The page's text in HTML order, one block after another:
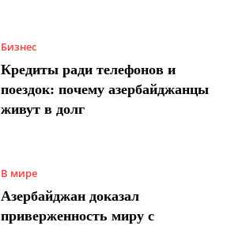
Бизнес
Кредиты ради телефонов и
поездок: почему азербайджанцы
живут в долг
В мире
Азербайджан доказал
приверженность миру с